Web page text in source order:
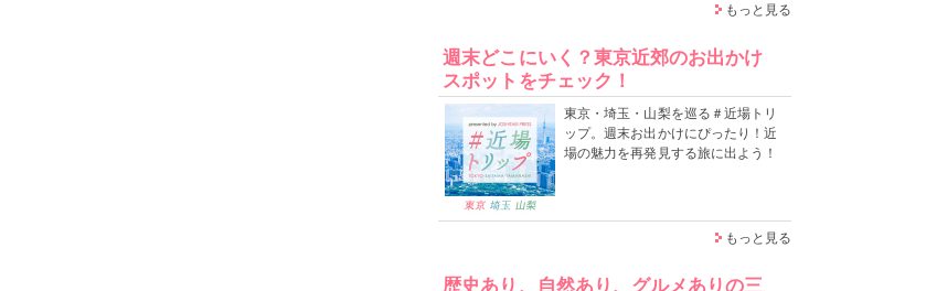
もっと見る
週末どこにいく？東京近郊のお出かけ
スポットをチェック！
東京・埼玉・山梨を巡る＃近場トリ
ップ。週末お出かけにぴったり！近
場の魅力を再発見する旅に出よう！
もっと見る
歴史あり、自然あり、グルメありの三